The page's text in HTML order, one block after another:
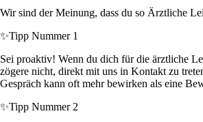
Wir sind der Meinung, dass du so Ärztliche
✨Tipp Nummer 1
Sei proaktiv! Wenn du dich für die ärztliche
zögere nicht, direkt mit uns in Kontakt zu
Gespräch kann oft mehr bewirken als eine
✨Tipp Nummer 2